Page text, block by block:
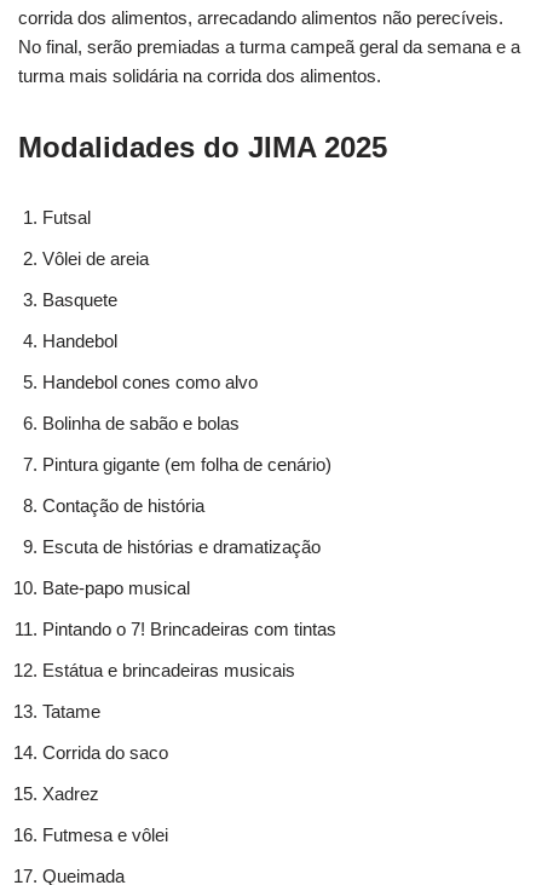
corrida dos alimentos, arrecadando alimentos não perecíveis.
No final, serão premiadas a turma campeã geral da semana e a
turma mais solidária na corrida dos alimentos.
Modalidades do JIMA 2025
Futsal
Vôlei de areia
Basquete
Handebol
Handebol cones como alvo
Bolinha de sabão e bolas
Pintura gigante (em folha de cenário)
Contação de história
Escuta de histórias e dramatização
Bate-papo musical
Pintando o 7! Brincadeiras com tintas
Estátua e brincadeiras musicais
Tatame
Corrida do saco
Xadrez
Futmesa e vôlei
Queimada